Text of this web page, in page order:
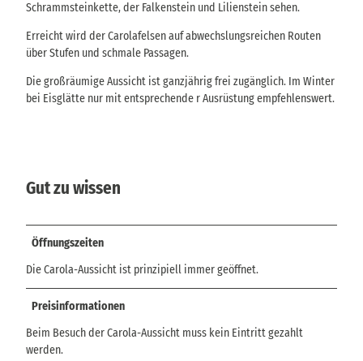
Schrammsteinkette, der Falkenstein und Lilienstein sehen.
Erreicht wird der Carolafelsen auf abwechslungsreichen Routen
über Stufen und schmale Passagen.
Die großräumige Aussicht ist ganzjährig frei zugänglich. Im Winter
bei Eisglätte nur mit entsprechende r Ausrüstung empfehlenswert.
Gut zu wissen
Öffnungszeiten
Die Carola-Aussicht ist prinzipiell immer geöffnet.
Preisinformationen
Beim Besuch der Carola-Aussicht muss kein Eintritt gezahlt
werden.